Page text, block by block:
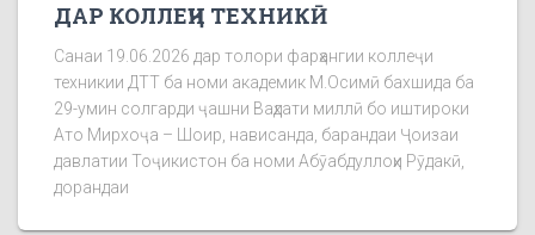
ДАР КОЛЛЕҶИ ТЕХНИКӢ
Санаи 19.06.2026 дар толори фарҳангии коллеҷи
техникии ДТТ ба номи академик М.Осимӣ бахшида ба
29-умин солгарди ҷашни Ваҳдати миллӣ бо иштироки
Ато Мирхоҷа – Шоир, нависанда, барандаи Ҷоизаи
давлатии Тоҷикистон ба номи Абӯабдуллоҳи Рӯдакӣ,
дорандаи